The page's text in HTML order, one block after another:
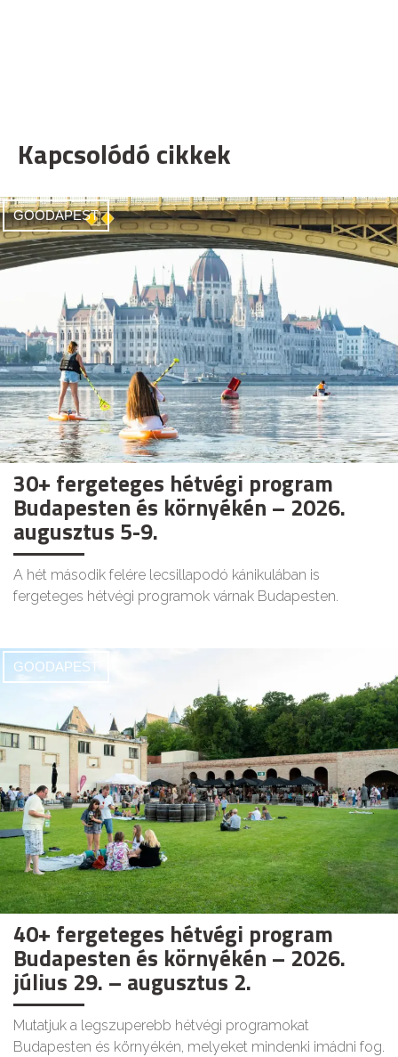
Kapcsolódó cikkek
GOODAPEST
30+ fergeteges hétvégi program
Budapesten és környékén – 2026.
augusztus 5-9.
A hét második felére lecsillapodó kánikulában is
fergeteges hétvégi programok várnak Budapesten.
GOODAPEST
40+ fergeteges hétvégi program
Budapesten és környékén – 2026.
július 29. – augusztus 2.
Mutatjuk a legszuperebb hétvégi programokat
Budapesten és környékén, melyeket mindenki imádni fog.